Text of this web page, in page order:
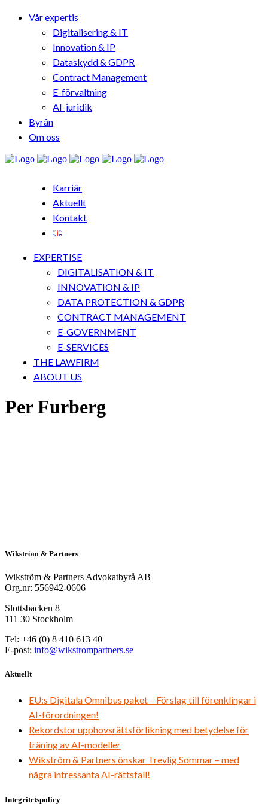
Vår expertis
Digitalisering & IT
Innovation & IP
Dataskydd & GDPR
Contract Management
E-förvaltning
AI-juridik
Byrån
Om oss
Karriär
Aktuellt
Kontakt
EXPERTISE
DIGITALISATION & IT
INNOVATION & IP
DATA PROTECTION & GDPR
CONTRACT MANAGEMENT
E-GOVERNMENT
E-SERVICES
THE LAWFIRM
ABOUT US
Per Furberg
Wikström & Partners
Wikström & Partners Advokatbyrå AB
Org.nr: 556942-0606
Slottsbacken 8
111 30 Stockholm
Tel: +46 (0) 8 410 613 40
E-post: info@wikstrompartners.se
Aktuellt
EU:s Digitala Omnibus paket – Förslag till förenklingar i
AI-förordningen!
Rekordstor upphovsrättsförlikning med betydelse för
träning av AI-modeller
Wikström & Partners önskar Trevlig Sommar – med
några intressanta AI-rättsfall!
Integritetspolicy